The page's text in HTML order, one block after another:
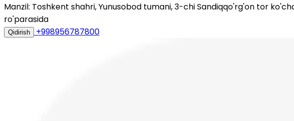
Manzil: Toshkent shahri, Yunusobod tumani, 3-chi Sandiqqo'rg'on tor
ro'parasida
Qidirish +998956787800